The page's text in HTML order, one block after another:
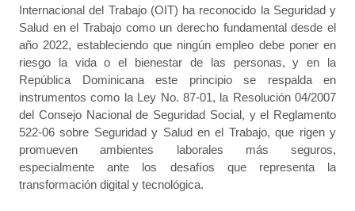
Internacional del Trabajo (OIT) ha reconocido la Seguridad y
Salud en el Trabajo como un derecho fundamental desde el
año 2022, estableciendo que ningún empleo debe poner en
riesgo la vida o el bienestar de las personas, y en la
República Dominicana este principio se respalda en
instrumentos como la Ley No. 87-01, la Resolución 04/2007
del Consejo Nacional de Seguridad Social, y el Reglamento
522-06 sobre Seguridad y Salud en el Trabajo, que rigen y
promueven ambientes laborales más seguros,
especialmente ante los desafíos que representa la
transformación digital y tecnológica.